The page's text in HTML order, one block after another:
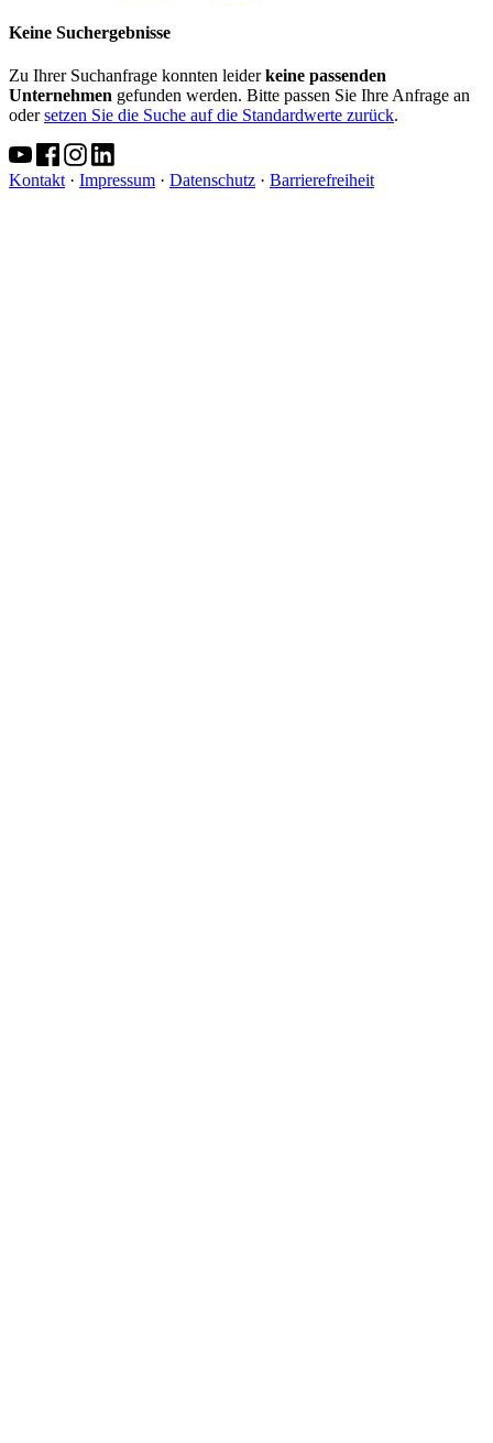
Keine Suchergebnisse
Zu Ihrer Suchanfrage konnten leiderkeine passenden
Unternehmen gefunden werden. Bitte passen Sie Ihre Anfrage an
odersetzen Sie die Suche auf die Standardwerte zurück.
Kontakt · Impressum · Datenschutz · Barrierefreiheit